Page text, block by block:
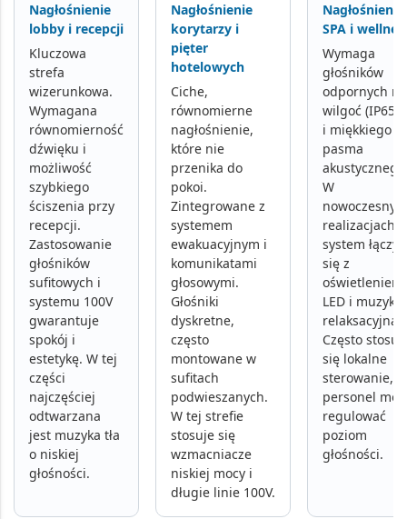
Nagłośnienie
lobby i recepcji
Kluczowa
strefa
wizerunkowa.
Wymagana
równomierność
dźwięku i
możliwość
szybkiego
ściszenia przy
recepcji.
Zastosowanie
głośników
sufitowych i
systemu 100V
gwarantuje
spokój i
estetykę. W tej
części
najczęściej
odtwarzana
jest muzyka tła
o niskiej
głośności.
Nagłośnienie
korytarzy i
pięter
hotelowych
Ciche,
równomierne
nagłośnienie,
które nie
przenika do
pokoi.
Zintegrowane z
systemem
ewakuacyjnym i
komunikatami
głosowymi.
Głośniki
dyskretne,
często
montowane w
sufitach
podwieszanych.
W tej strefie
stosuje się
wzmacniacze
niskiej mocy i
długie linie 100V.
Nagłośnienie
SPA i
Wymaga
głośników
odpornych na
wilgoć (IP65+)
i miękkiego
pasma
W
realizacjach
system łączy
się z
oświetleniem
LED i muzyką
relaksacyjną.
Często
się lokalne
sterowanie,
personel
regulować
poziom
głośności.